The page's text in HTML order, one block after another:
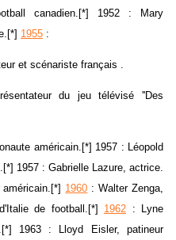
canadien.[*] 1952 : Mary
1955 :
et scénariste français .
du jeu télévisé ''Des
américain.[*] 1957 : Léopold
1957 : Gabrielle Lazure, actrice.
1960 : Walter Zenga,
de football.[*] 1962 : Lyne
1963 : Lloyd Eisler, patineur